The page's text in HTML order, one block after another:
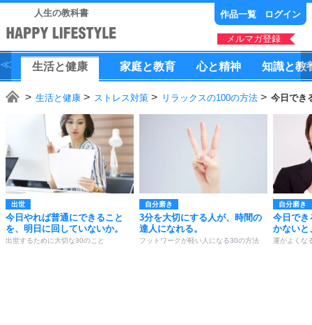
人生の教科書 作品一覧 ログイン
メルマガ登録
生活と健康 家庭と教育 心と精神 知識と教
生活と健康 ストレス対策 リラックスの100の方法 今日でき
出世
今日やれば普通にできること
を、明日に回していないか。
出世するために大切な30のこと
自分磨き
3分を大切にする人が、時間の
達人になれる。
フットワークが軽い人になる30の方法
自分磨き
今日でき
かないと
運がよくな